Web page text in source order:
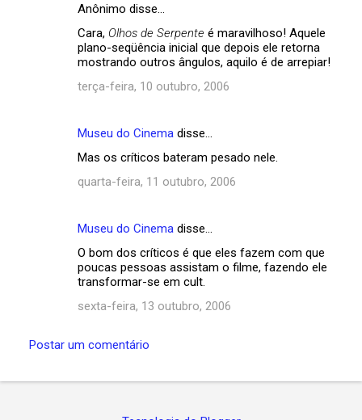
Anônimo disse…
Cara, Olhos de Serpente é maravilhoso! Aquele
plano-seqüência inicial que depois ele retorna
mostrando outros ângulos, aquilo é de arrepiar!
terça-feira, 10 outubro, 2006
Museu do Cinema disse…
Mas os críticos bateram pesado nele.
quarta-feira, 11 outubro, 2006
Museu do Cinema disse…
O bom dos críticos é que eles fazem com que
poucas pessoas assistam o filme, fazendo ele
transformar-se em cult.
sexta-feira, 13 outubro, 2006
Postar um comentário